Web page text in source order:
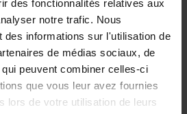
des fonctionnalités relatives aux
notre trafic. Nous
des informations sur l'utilisation de
de médias sociaux, de
peuvent combiner celles-ci
que vous leur avez fournies
lors de votre utilisation de leurs
à une liberté de mouvement
est constituée de mousse viscoélastique
au niveau du talon.
à unebrande auto-agrippante en